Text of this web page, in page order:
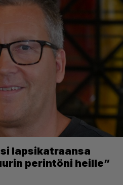
lapsikatraansa
perintöni heille”